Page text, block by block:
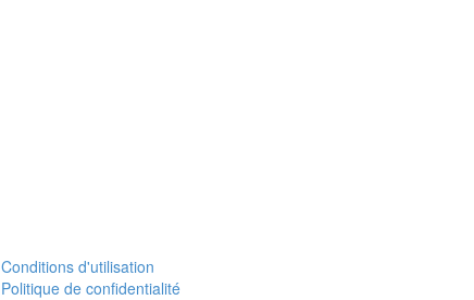
Conditions d'utilisation
Politique de confidentialité